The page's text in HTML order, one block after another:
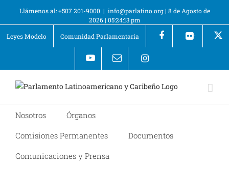
Llámenos al: +507 201-9000 | info@parlatino.org| 8 de Agosto de
2026 | 05:24:13 pm
Leyes Modelo
Comunidad Parlamentaria +
Nosotros
Órganos
Comisiones Permanentes
Documentos
Comunicaciones y Prensa